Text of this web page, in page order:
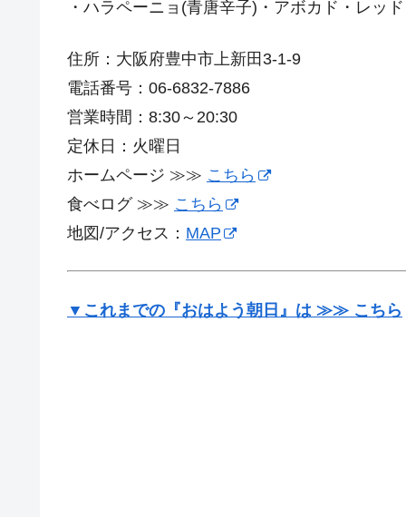
・ハラペーニョ(青唐辛子)・アボカド・レッ
住所：大阪府豊中市上新田3-1-9
電話番号：06-6832-7886
営業時間：8:30～20:30
定休日：火曜日
ホームページ ≫≫ こちら
食べログ ≫≫ こちら
地図/アクセス： MAP
▼これまでの『おはよう朝日』は ≫≫ こちら